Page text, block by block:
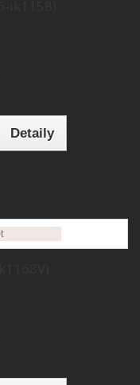
Detaily